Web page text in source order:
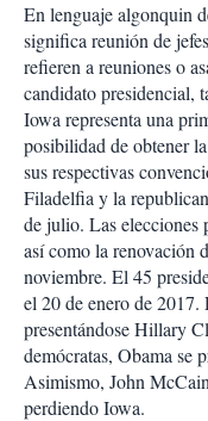
o
m
p
a
r
t
i
r
En lenguaje algonquin
significa reunión de
refieren a reuniones o
candidato presidencial,
Iowa representa una
posibilidad de obtener
sus respectivas
Filadelfia y la
de julio. Las elecciones
así como la renovación
noviembre. El 45
el 20 de enero de 2017.
presentándose Hillary
demócratas, Obama se
Asimismo, John
perdiendo Iowa.